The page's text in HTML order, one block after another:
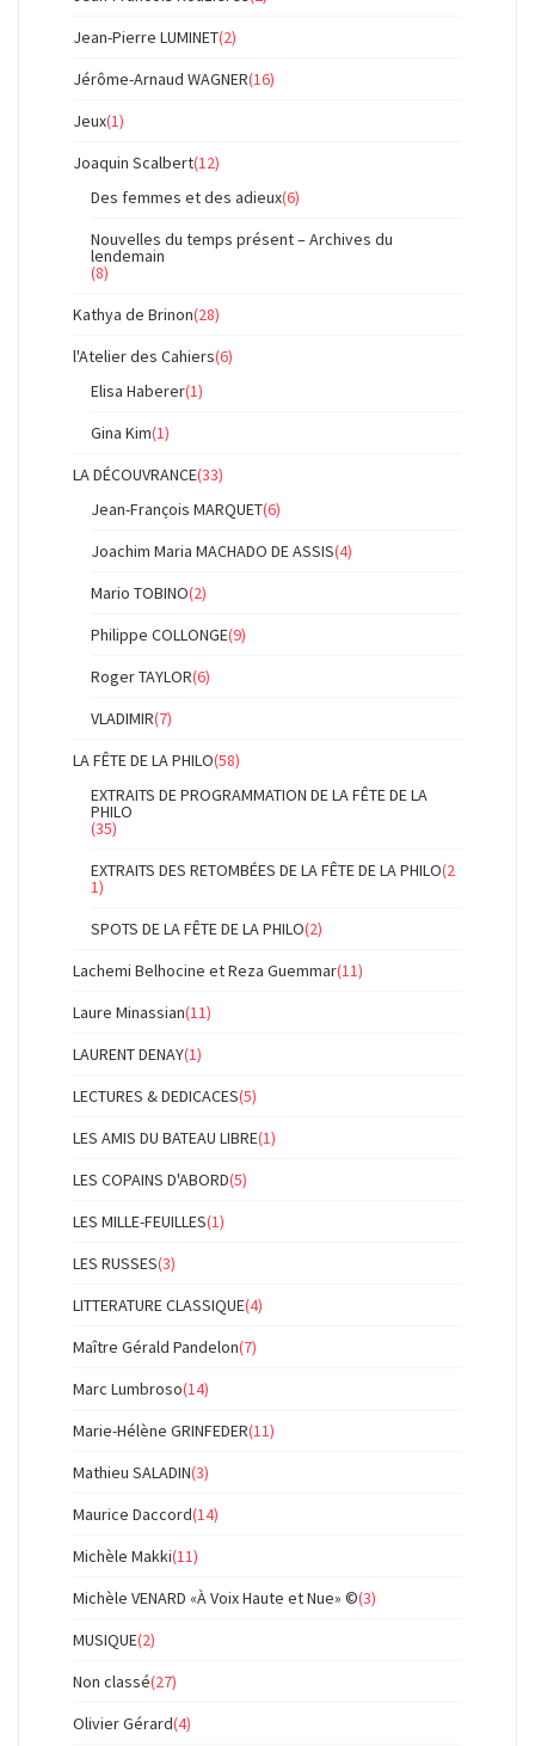
Jean-Pierre LUMINET(2)
Jérôme-Arnaud WAGNER(16)
Jeux(1)
Joaquin Scalbert(12)
Des femmes et des adieux(6)
Nouvelles du temps présent – Archives du
lendemain
(8)
Kathya de Brinon(28)
l'Atelier des Cahiers(6)
Elisa Haberer(1)
Gina Kim(1)
LA DÉCOUVRANCE(33)
Jean-François MARQUET(6)
Joachim Maria MACHADO DE ASSIS(4)
Mario TOBINO(2)
Philippe COLLONGE(9)
Roger TAYLOR(6)
VLADIMIR(7)
LA FÊTE DE LA PHILO(58)
EXTRAITS DE PROGRAMMATION DE LA FÊTE DE LA
PHILO
(35)
EXTRAITS DES RETOMBÉES DE LA FÊTE DE LA PHILO(2
1)
SPOTS DE LA FÊTE DE LA PHILO(2)
Lachemi Belhocine et Reza Guemmar(11)
Laure Minassian(11)
LAURENT DENAY(1)
LECTURES & DEDICACES(5)
LES AMIS DU BATEAU LIBRE(1)
LES COPAINS D'ABORD(5)
LES MILLE-FEUILLES(1)
LES RUSSES(3)
LITTERATURE CLASSIQUE(4)
Maître Gérald Pandelon(7)
Marc Lumbroso(14)
Marie-Hélène GRINFEDER(11)
Mathieu SALADIN(3)
Maurice Daccord(14)
Michèle Makki(11)
Michèle VENARD «À Voix Haute et Nue» ©(3)
MUSIQUE(2)
Non classé(27)
Olivier Gérard(4)